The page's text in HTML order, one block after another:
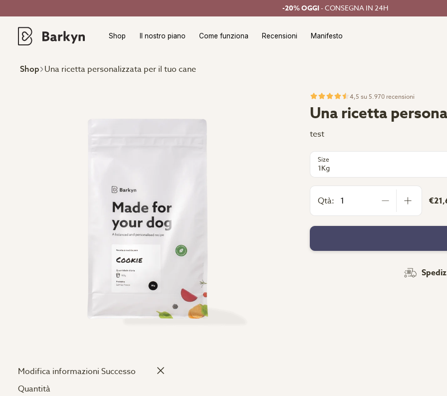
-20% OGGI- CONSEGNA IN 24H
Shop Il nostro piano Come funziona Recensioni Manifesto
Shop Una ricetta personalizzata per il tuo cane
4,5 su 5.970 recensioni
Una ricetta
test
Size
1Kg
Qtà:
Modifica informazioni Successo
Quantità